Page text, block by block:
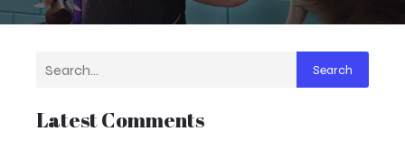
Search
Latest Comments